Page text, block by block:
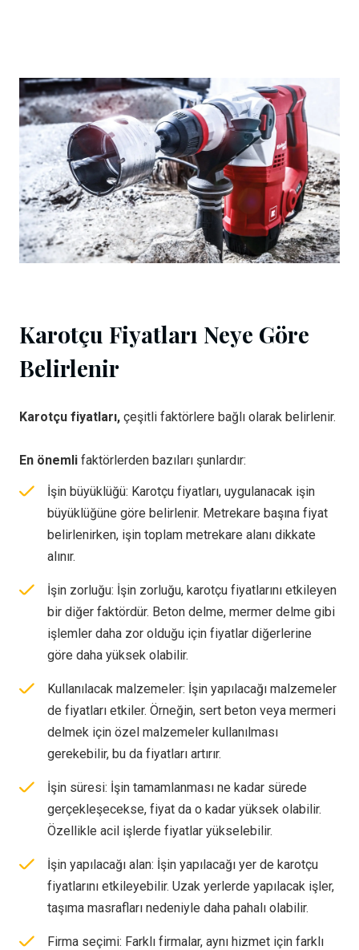
Karotçu Fiyatları Neye Göre
Belirlenir
Karotçu fiyatları, çeşitli faktörlere bağlı olarak belirlenir.
En önemli faktörlerden bazıları şunlardır:
İşin büyüklüğü: Karotçu fiyatları, uygulanacak işin
büyüklüğüne göre belirlenir. Metrekare başına fiyat
belirlenirken, işin toplam metrekare alanı dikkate
alınır.
İşin zorluğu: İşin zorluğu, karotçu fiyatlarını etkileyen
bir diğer faktördür. Beton delme, mermer delme gibi
işlemler daha zor olduğu için fiyatlar diğerlerine
göre daha yüksek olabilir.
Kullanılacak malzemeler: İşin yapılacağı malzemeler
de fiyatları etkiler. Örneğin, sert beton veya mermeri
delmek için özel malzemeler kullanılması
gerekebilir, bu da fiyatları artırır.
İşin süresi: İşin tamamlanması ne kadar sürede
gerçekleşecekse, fiyat da o kadar yüksek olabilir.
Özellikle acil işlerde fiyatlar yükselebilir.
İşin yapılacağı alan: İşin yapılacağı yer de karotçu
fiyatlarını etkileyebilir. Uzak yerlerde yapılacak işler,
taşıma masrafları nedeniyle daha pahalı olabilir.
Firma seçimi: Farklı firmalar, aynı hizmet için farklı